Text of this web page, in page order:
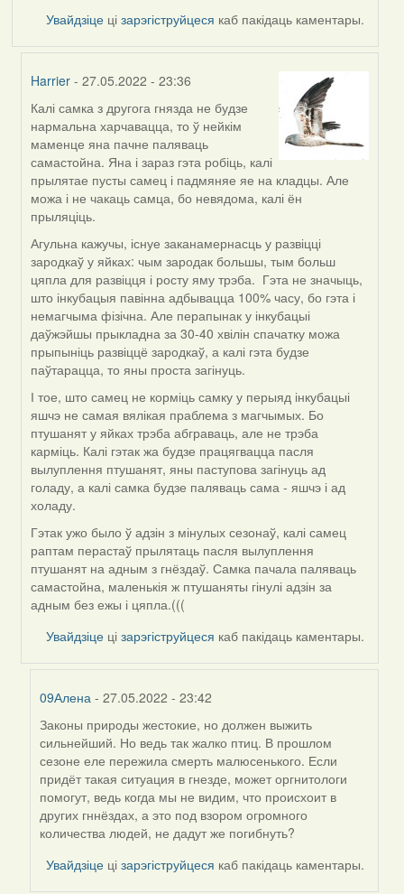
Увайдзіце цізарэгіструйцеся каб пакідаць каментары.
Harrier - 27.05.2022 - 23:36
In
reply
to
by
09Алена
Калі самка з другога гнязда не будзе
нармальна харчавацца, то ў нейкім
маменце яна пачне паляваць
самастойна. Яна і зараз гэта робіць, калі
прылятае пусты самец і падмяняе яе на кладцы. Але
можа і не чакаць самца, бо невядома, калі ён
прыляціць.
Агульна кажучы, існуе заканамернасць у развіцці
зародкаў у яйках: чым зародак большы, тым больш
цяпла для развіцця і росту яму трэба. Гэта не значыць,
што інкубацыя павінна адбывацца 100% часу, бо гэта і
немагчыма фізічна. Але перапынак у інкубацыі
даўжэйшы прыкладна за 30-40 хвілін спачатку можа
прыпыніць развіццё зародкаў, а калі гэта будзе
паўтарацца, то яны проста загінуць.
І тое, што самец не корміць самку у перыяд інкубацыі
яшчэ не самая вялікая праблема з магчымых. Бо
птушанят у яйках трэба абграваць, але не трэба
карміць. Калі гэтак жа будзе працягвацца пасля
вылуплення птушанят, яны паступова загінуць ад
голаду, а калі самка будзе паляваць сама - яшчэ і ад
холаду.
Гэтак ужо было ў адзін з мінулых сезонаў, калі самец
раптам перастаў прылятаць пасля вылуплення
птушанят на адным з гнёздаў. Самка пачала паляваць
самастойна, маленькія ж птушаняты гінулі адзін за
адным без ежы і цяпла.(((
Увайдзіце цізарэгіструйцеся каб пакідаць каментары.
09Алена - 27.05.2022 - 23:42
In
reply
to
by
Harrier
Законы природы жестокие, но должен выжить
сильнейший. Но ведь так жалко птиц. В прошлом
сезоне еле пережила смерть малюсенького. Если
придёт такая ситуация в гнезде, может оргнитологи
помогут, ведь когда мы не видим, что происхоит в
других гннёздах, а это под взором огромного
количества людей, не дадут же погибнуть?
Увайдзіце цізарэгіструйцеся каб пакідаць каментары.